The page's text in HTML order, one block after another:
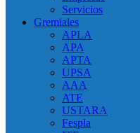
Servicios
Gremiales
APLA
APA
APTA
UPSA
AAA
ATE
USTARA
Fespla